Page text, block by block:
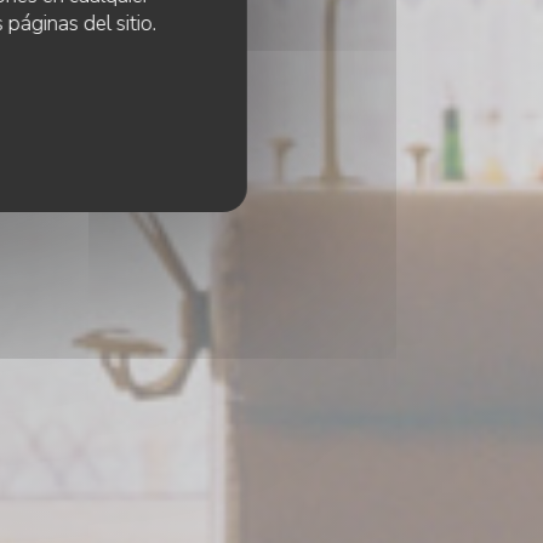
del sitio.